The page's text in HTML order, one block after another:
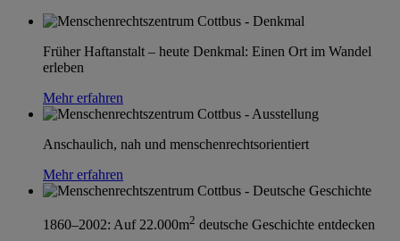
Früher Haftanstalt – heute Denkmal: Einen Ort im Wandel
erleben
Mehr erfahren
Anschaulich, nah und menschenrechtsorientiert
Mehr erfahren
1860–2002: Auf 22.000m2 deutsche Geschichte entdecken